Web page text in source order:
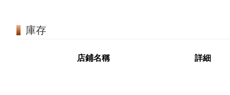
庫存
店鋪名稱 詳細